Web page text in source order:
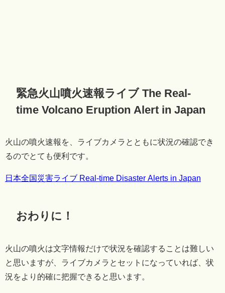
緊急火山噴火速報ライブ The Real-
time Volcano Eruption Alert in Japan
火山の噴火速報を、ライブカメラとともに状況の確認でき
るのでとても便利です。
日本全国災害ライブ Real-time Disaster Alerts in Japan
おわりに！
火山の噴火は文字情報だけで状況を確認することは難しい
と思いますが、ライブカメラとセットになっていれば、状
況をより的確に把握できると思います。